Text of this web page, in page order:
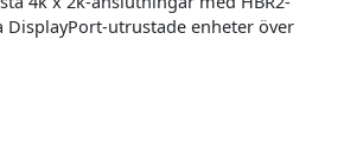
DisplayPort-utrustade enheter över